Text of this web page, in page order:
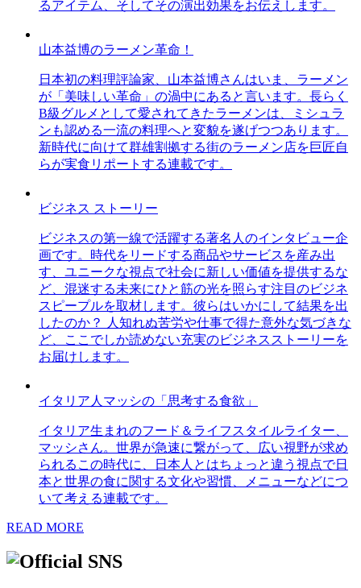
るアイテム、そしてその演出効果をお伝えします。
山本益博のラーメン革命！
日本初の料理評論家、山本益博さんはいま、ラーメン
が「美味しい革命」の渦中にあると言います。長らく
B級グルメとして愛されてきたラーメンは、ミシュラ
ンも認める一流の料理へと変貌を遂げつつあります。
新時代に向けて群雄割拠する街のラーメン店を巨匠自
らが実食リポートする連載です。
ビジネス ストーリー
ビジネスの第一線で活躍する著名人のインタビュー企
画です。時代をリードする商品やサービスを産み出
す、ユニークな視点で社会に新しい価値を提供するな
ど、混迷する未来にひと筋の光を照らす注目のビジネ
スピープルを取材します。彼らはいかにして結果を出
したのか？ 人知れぬ苦労や仕事で得た意外な気づきな
ど、ここでしか読めない充実のビジネスストーリーを
お届けします。
イタリア人マッシの「思考する食欲」
イタリア生まれのフード＆ライフスタイルライター、
マッシさん。世界が急速に繋がって、広い視野が求め
られるこの時代に、日本人とはちょっと違う視点で日
本と世界の食に関する文化や習慣、メニューなどにつ
いて考える連載です。
READ MORE